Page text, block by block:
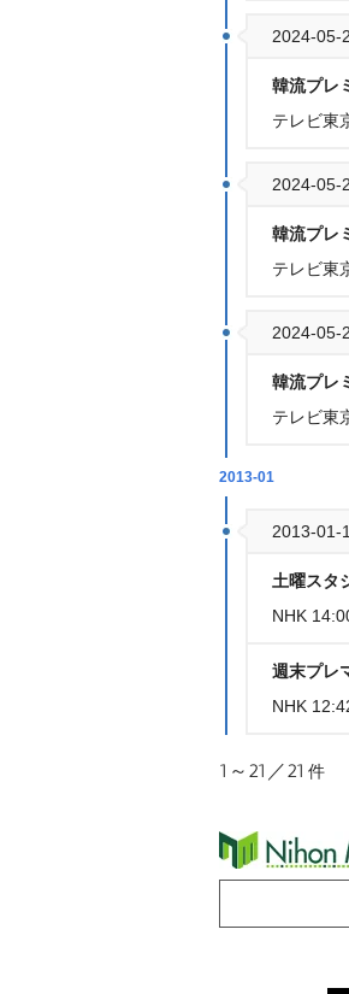
2024-05-
韓流プレ
テレビ東
2024-05-
韓流プレ
テレビ東
2024-05-
韓流プレ
テレビ東
2013-01
2013-01-
土曜スタ
NHK
週末プレ
NHK
1～21／21 件